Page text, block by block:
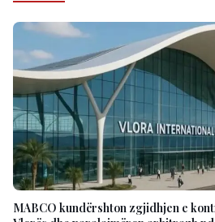
MABCO kundërshton zgjidhjen e